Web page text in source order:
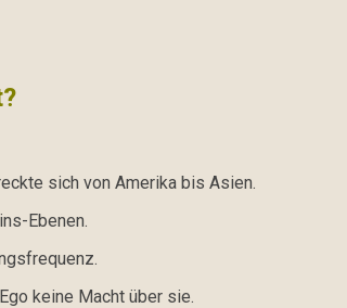
sich von Amerika bis Asien.
Ebenen.
keine Macht über sie.